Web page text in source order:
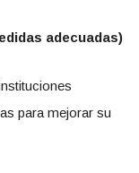
adecuadas)
para mejorar su